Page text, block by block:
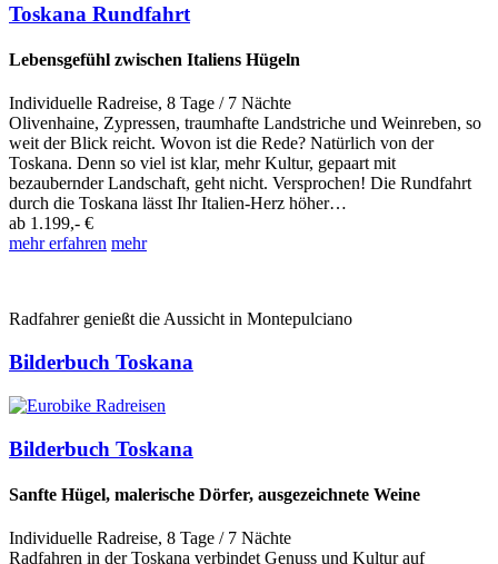
Toskana Rundfahrt
Lebensgefühl zwischen Italiens Hügeln
Individuelle Radreise, 8 Tage / 7 Nächte
Olivenhaine, Zypressen, traumhafte Landstriche und Weinreben, so
weit der Blick reicht. Wovon ist die Rede? Natürlich von der
Toskana. Denn so viel ist klar, mehr Kultur, gepaart mit
bezaubernder Landschaft, geht nicht. Versprochen! Die Rundfahrt
durch die Toskana lässt Ihr Italien-Herz höher…
ab 1.199,- €
mehr erfahren mehr
Radfahrer genießt die Aussicht in Montepulciano
Bilderbuch Toskana
Bilderbuch Toskana
Sanfte Hügel, malerische Dörfer, ausgezeichnete Weine
Individuelle Radreise, 8 Tage / 7 Nächte
Radfahren in der Toskana verbindet Genuss und Kultur auf